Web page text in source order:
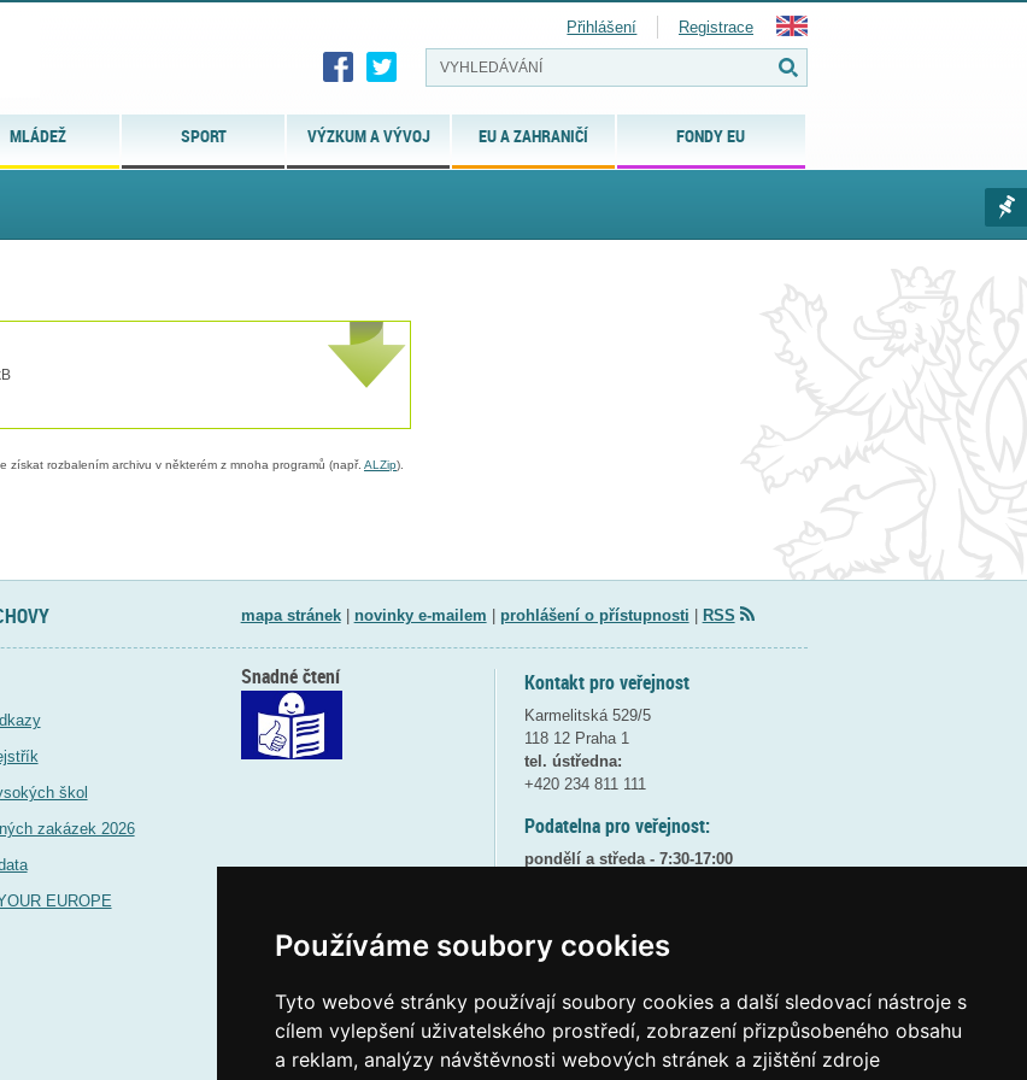
Používáme soubory cookies
Tyto webové stránky používají soubory cookies a další sledovací nástroje s
cílem vylepšení uživatelského prostředí, zobrazení přizpůsobeného obsahu
a reklam, analýzy návštěvnosti webových stránek a zjištění zdroje
MLÁDEŽ SPORT VÝZKUM A VÝVOJ EU A ZAHRANIČÍ FONDY EU
Přihlášení Registrace
získat rozbalením archivu v některém z mnoha programů (např. ALZip).
mapa stránek| novinky e-mailem prohlášení o přístupnosti RSS
škol
zakázek 2026
EUROPE
Kontakt pro veřejnost
Karmelitská 529/5
118 12 Praha 1
tel. ústředna:
+420 234 811 111
Podatelna pro veřejnost:
pondělí a středa - 7:30-17:00
8:30 - 9:30 - bezpečnostní přestávka
Elektronická podatelna:
posta@msmtgov cz
Snadné čtení